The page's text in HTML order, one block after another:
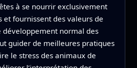
à se nourrir exclusivement
et fournissent des valeurs de
développement normal des
guider de meilleures pratiques
le stress des animaux de